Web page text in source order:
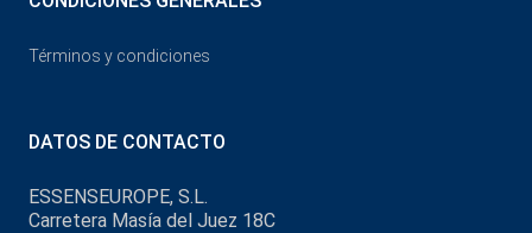
Términos y condiciones
DATOS DE CONTACTO
ESSENSEUROPE, S.L.
Carretera Masía del Juez 18C